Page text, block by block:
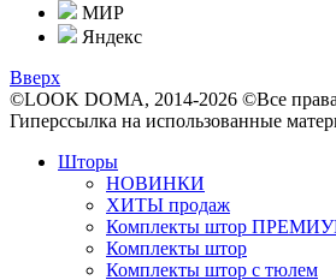
МИР
Яндекс
Вверх
©LOOK DOMA, 2014-2026 ©Все
Гиперссылка на использованные
Шторы
НОВИНКИ
ХИТЫ продаж
Комплекты штор
Комплекты штор
Комплекты штор с тюлем